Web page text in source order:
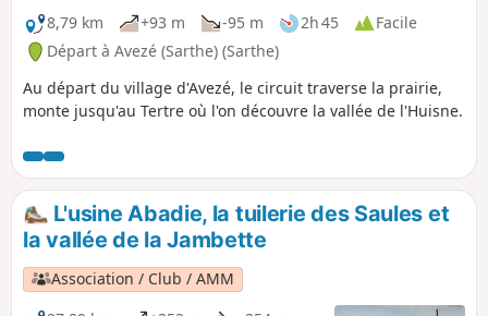
8,79 km
+93 m -95 m 2h 45
Facile
Départ à Avezé (Sarthe) (Sarthe)
Au départ du village d'Avezé, le circuit traverse la prairie,
monte jusqu'au Tertre où l'on découvre la vallée de l'Huisne.
L'usine Abadie, la tuilerie des Saules et
la vallée de la Jambette
Association / Club / AMM